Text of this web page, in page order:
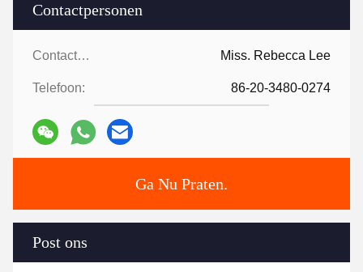
Contactpersonen
Contactpersonen: Miss. Rebecca Lee
Telefoon: 86-20-3480-0274
Ga Nu Praten.
Post ons